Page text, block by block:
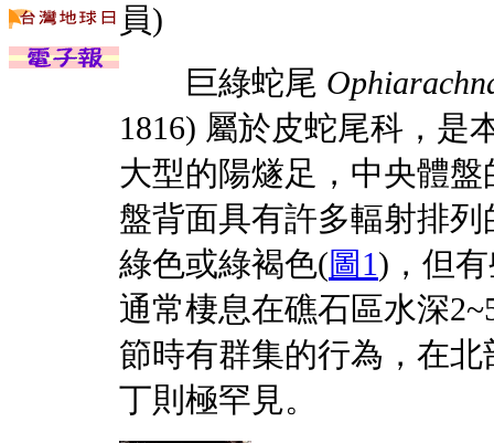
員)
巨綠蛇尾
1816) 屬於皮蛇尾科，是
大型的陽燧足，中央體
盤背面具有許多輻射排
綠色或綠褐色(圖1)，但
通常棲息在礁石區水深
節時有群集的行為，在
丁則極罕見。